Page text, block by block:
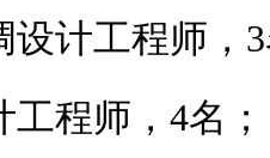
设计工程师，
程师，4名；